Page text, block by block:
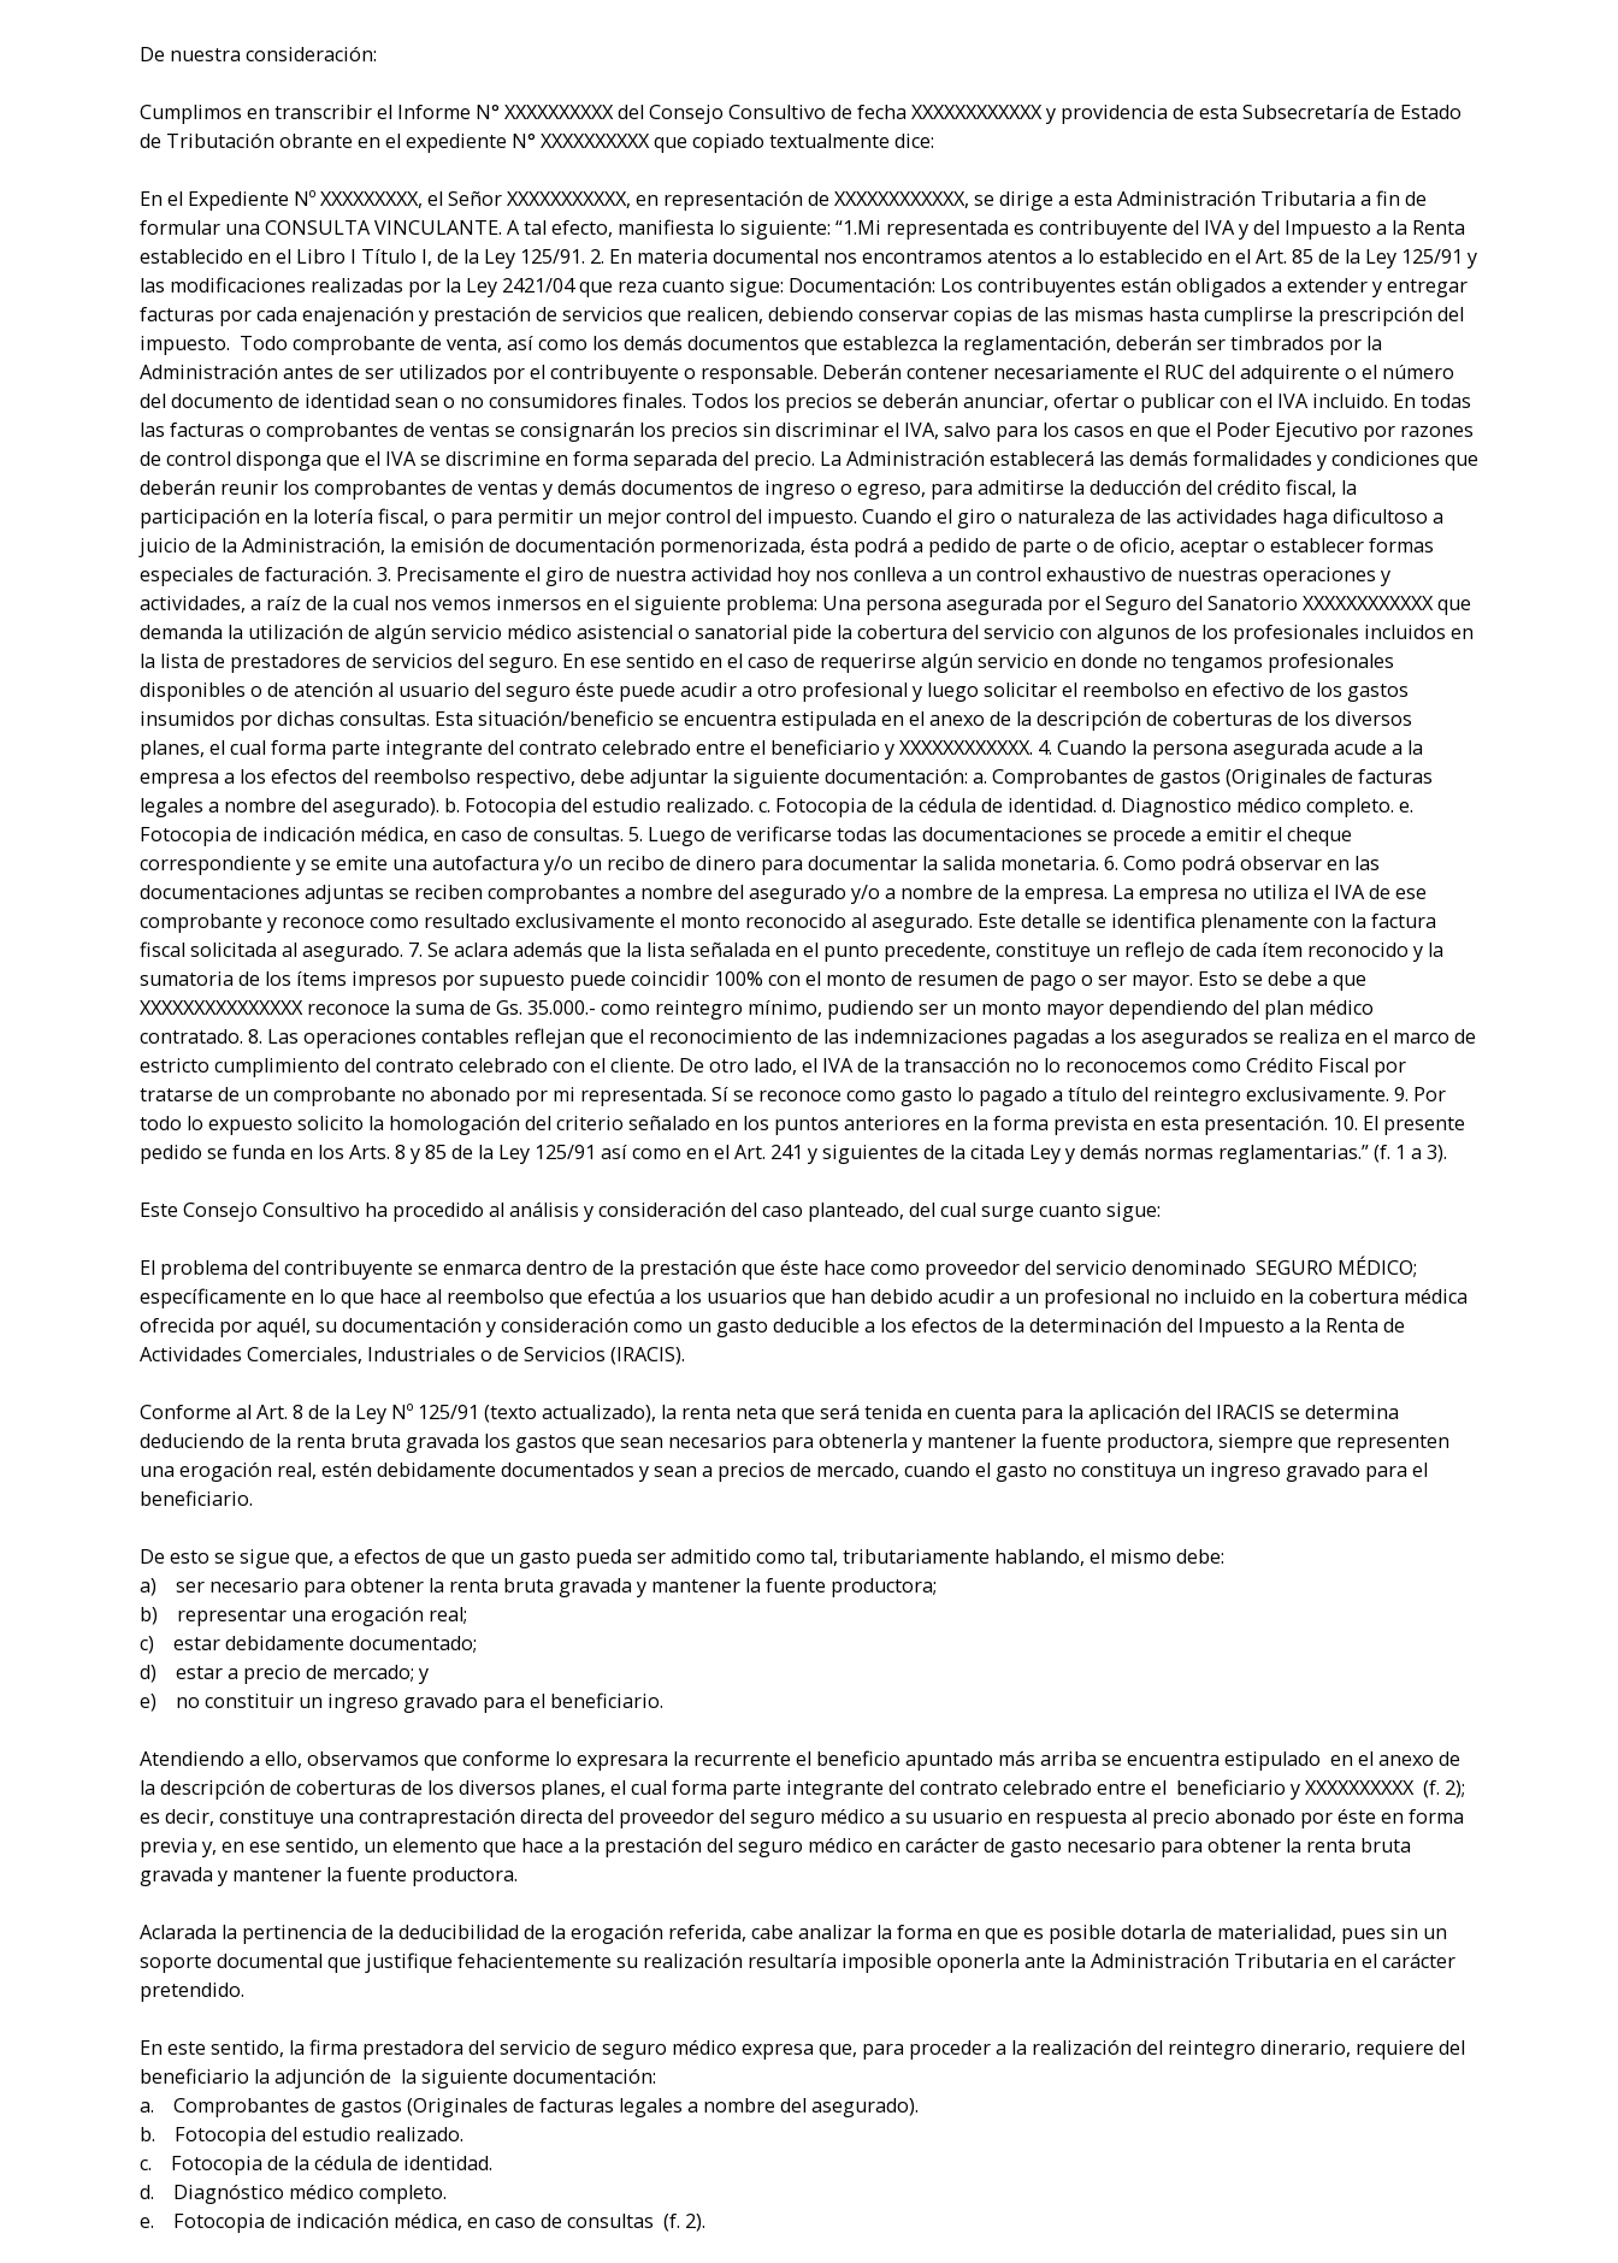
De nuestra consideración:
Cumplimos en transcribir el Informe N° XXXXXXXXXX del Consejo Consultivo de fecha XXXXXXXXXXXX y providencia de esta Subsecretaría de Estado
de Tributación obrante en el expediente N° XXXXXXXXXX que copiado textualmente dice:
En el Expediente Nº XXXXXXXXX, el Señor XXXXXXXXXXX, en representación de XXXXXXXXXXXX, se dirige a esta Administración Tributaria a fin de
formular una CONSULTA VINCULANTE. A tal efecto, manifiesta lo siguiente: “1.Mi representada es contribuyente del IVA y del Impuesto a la Renta
establecido en el Libro I Título I, de la Ley 125/91. 2. En materia documental nos encontramos atentos a lo establecido en el Art. 85 de la Ley 125/91 y
las modificaciones realizadas por la Ley 2421/04 que reza cuanto sigue: Documentación: Los contribuyentes están obligados a extender y entregar
facturas por cada enajenación y prestación de servicios que realicen, debiendo conservar copias de las mismas hasta cumplirse la prescripción del
impuesto. Todo comprobante de venta, así como los demás documentos que establezca la reglamentación, deberán ser timbrados por la
Administración antes de ser utilizados por el contribuyente o responsable. Deberán contener necesariamente el RUC del adquirente o el número
del documento de identidad sean o no consumidores finales. Todos los precios se deberán anunciar, ofertar o publicar con el IVA incluido. En todas
las facturas o comprobantes de ventas se consignarán los precios sin discriminar el IVA, salvo para los casos en que el Poder Ejecutivo por razones
de control disponga que el IVA se discrimine en forma separada del precio. La Administración establecerá las demás formalidades y condiciones que
deberán reunir los comprobantes de ventas y demás documentos de ingreso o egreso, para admitirse la deducción del crédito fiscal, la
participación en la lotería fiscal, o para permitir un mejor control del impuesto. Cuando el giro o naturaleza de las actividades haga dificultoso a
juicio de la Administración, la emisión de documentación pormenorizada, ésta podrá a pedido de parte o de oficio, aceptar o establecer formas
especiales de facturación. 3. Precisamente el giro de nuestra actividad hoy nos conlleva a un control exhaustivo de nuestras operaciones y
actividades, a raíz de la cual nos vemos inmersos en el siguiente problema: Una persona asegurada por el Seguro del Sanatorio XXXXXXXXXXXX que
demanda la utilización de algún servicio médico asistencial o sanatorial pide la cobertura del servicio con algunos de los profesionales incluidos en
la lista de prestadores de servicios del seguro. En ese sentido en el caso de requerirse algún servicio en donde no tengamos profesionales
disponibles o de atención al usuario del seguro éste puede acudir a otro profesional y luego solicitar el reembolso en efectivo de los gastos
insumidos por dichas consultas. Esta situación/beneficio se encuentra estipulada en el anexo de la descripción de coberturas de los diversos
planes, el cual forma parte integrante del contrato celebrado entre el beneficiario y XXXXXXXXXXXX. 4. Cuando la persona asegurada acude a la
empresa a los efectos del reembolso respectivo, debe adjuntar la siguiente documentación: a. Comprobantes de gastos (Originales de facturas
legales a nombre del asegurado). b. Fotocopia del estudio realizado. c. Fotocopia de la cédula de identidad. d. Diagnostico médico completo. e.
Fotocopia de indicación médica, en caso de consultas. 5. Luego de verificarse todas las documentaciones se procede a emitir el cheque
correspondiente y se emite una autofactura y/o un recibo de dinero para documentar la salida monetaria. 6. Como podrá observar en las
documentaciones adjuntas se reciben comprobantes a nombre del asegurado y/o a nombre de la empresa. La empresa no utiliza el IVA de ese
comprobante y reconoce como resultado exclusivamente el monto reconocido al asegurado. Este detalle se identifica plenamente con la factura
fiscal solicitada al asegurado. 7. Se aclara además que la lista señalada en el punto precedente, constituye un reflejo de cada ítem reconocido y la
sumatoria de los ítems impresos por supuesto puede coincidir 100% con el monto de resumen de pago o ser mayor. Esto se debe a que
XXXXXXXXXXXXXXX reconoce la suma de Gs. 35.000.- como reintegro mínimo, pudiendo ser un monto mayor dependiendo del plan médico
contratado. 8. Las operaciones contables reflejan que el reconocimiento de las indemnizaciones pagadas a los asegurados se realiza en el marco de
estricto cumplimiento del contrato celebrado con el cliente. De otro lado, el IVA de la transacción no lo reconocemos como Crédito Fiscal por
tratarse de un comprobante no abonado por mi representada. Sí se reconoce como gasto lo pagado a título del reintegro exclusivamente. 9. Por
todo lo expuesto solicito la homologación del criterio señalado en los puntos anteriores en la forma prevista en esta presentación. 10. El presente
pedido se funda en los Arts. 8 y 85 de la Ley 125/91 así como en el Art. 241 y siguientes de la citada Ley y demás normas reglamentarias.” (f. 1 a 3).
Este Consejo Consultivo ha procedido al análisis y consideración del caso planteado, del cual surge cuanto sigue:
El problema del contribuyente se enmarca dentro de la prestación que éste hace como proveedor del servicio denominado SEGURO MÉDICO;
específicamente en lo que hace al reembolso que efectúa a los usuarios que han debido acudir a un profesional no incluido en la cobertura médica
ofrecida por aquél, su documentación y consideración como un gasto deducible a los efectos de la determinación del Impuesto a la Renta de
Actividades Comerciales, Industriales o de Servicios (IRACIS).
Conforme al Art. 8 de la Ley Nº 125/91 (texto actualizado), la renta neta que será tenida en cuenta para la aplicación del IRACIS se determina
deduciendo de la renta bruta gravada los gastos que sean necesarios para obtenerla y mantener la fuente productora, siempre que representen
una erogación real, estén debidamente documentados y sean a precios de mercado, cuando el gasto no constituya un ingreso gravado para el
beneficiario.
De esto se sigue que, a efectos de que un gasto pueda ser admitido como tal, tributariamente hablando, el mismo debe:
a) ser necesario para obtener la renta bruta gravada y mantener la fuente productora;
b) representar una erogación real;
c) estar debidamente documentado;
d) estar a precio de mercado; y
e) no constituir un ingreso gravado para el beneficiario.
Atendiendo a ello, observamos que conforme lo expresara la recurrente el beneficio apuntado más arriba se encuentra estipulado en el anexo de
la descripción de coberturas de los diversos planes, el cual forma parte integrante del contrato celebrado entre el beneficiario y XXXXXXXXXX (f. 2);
es decir, constituye una contraprestación directa del proveedor del seguro médico a su usuario en respuesta al precio abonado por éste en forma
previa y, en ese sentido, un elemento que hace a la prestación del seguro médico en carácter de gasto necesario para obtener la renta bruta
gravada y mantener la fuente productora.
Aclarada la pertinencia de la deducibilidad de la erogación referida, cabe analizar la forma en que es posible dotarla de materialidad, pues sin un
soporte documental que justifique fehacientemente su realización resultaría imposible oponerla ante la Administración Tributaria en el carácter
pretendido.
En este sentido, la firma prestadora del servicio de seguro médico expresa que, para proceder a la realización del reintegro dinerario, requiere del
beneficiario la adjunción de la siguiente documentación:
a. Comprobantes de gastos (Originales de facturas legales a nombre del asegurado).
b. Fotocopia del estudio realizado.
c. Fotocopia de la cédula de identidad.
d. Diagnóstico médico completo.
e. Fotocopia de indicación médica, en caso de consultas (f. 2).